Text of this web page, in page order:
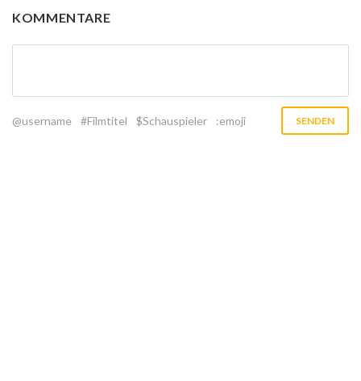
KOMMENTARE
@username #Filmtitel $Schauspieler :emoji